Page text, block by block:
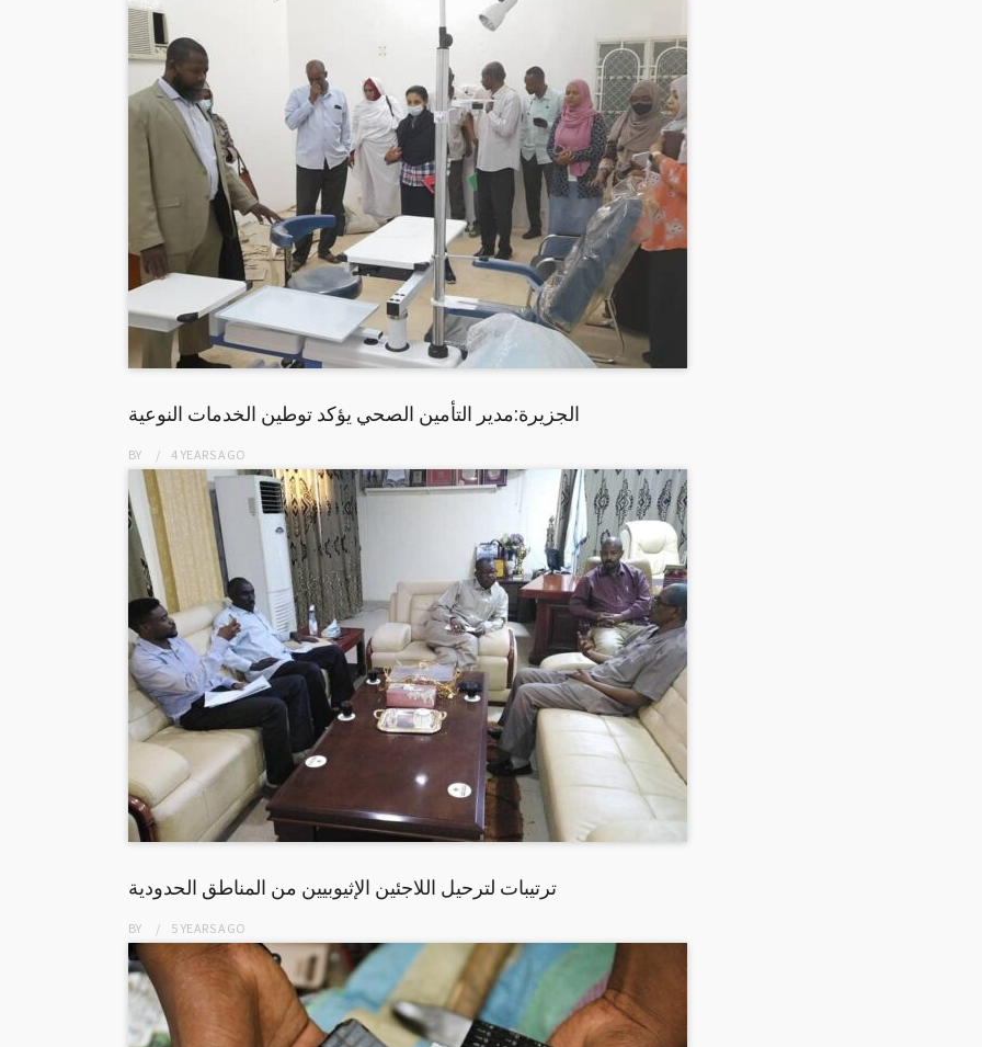
الجزيرة:مدير التأمين الصحي يؤكد توطين الخدمات النوعية
BY 4 YEARSAGO
ترتيبات لترحيل اللاجئين الإثيوبيين من المناطق الحدودية
BY 5 YEARSAGO